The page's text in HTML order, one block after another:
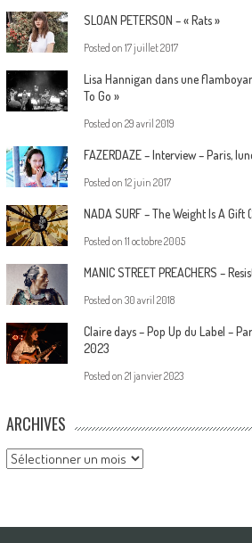
SLOAN PETERSON – « Rats »
Posted on 17 juillet 2017
Lisa Hannigan dans une
To Go »
Posted on 29 avril 2019
FAZERDAZE – Interview – Paris,
Posted on 12 juin 2017
NADA SURF – The Weight Is A Gift
Posted on 11 octobre 2005
MANIC STREET PREACHERS –
Posted on 30 avril 2018
Claire days – Pop Up du Label –
2023
Posted on 21 janvier 2023
ARCHIVES
Archives